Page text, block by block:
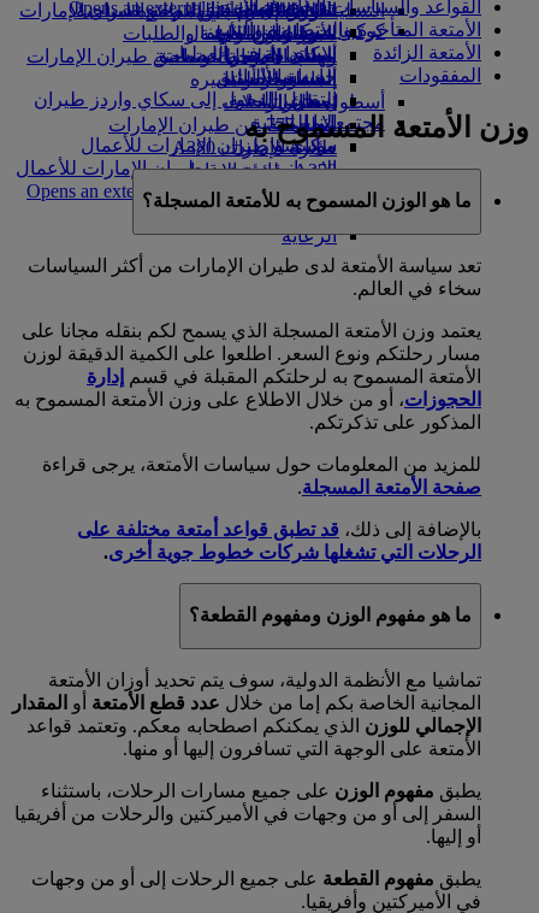
تناول الطعام في الدرجة السياحية
الممتازة
وجبات الدرجة السياحية
المشروبات
أسطول طائراتنا
بوينج 777
طائرة الإمارات A380
A350 طائرة الإمارات
الإمارات للطيران الخاص
توزيع المقاعد
السوق الحرة
متجرنا الرسمي
التسلية للأطفال
الترفيه عن الأطفال
ألعاب الأطفال
أنشطة للأطفال
in a new tab
كوكبنا
الاستدامة في العمليات
السياسة البيئية
التقارير البيئية
مجتمعاتنا المحلية
مؤسسة طيران الإمارات للأعمال
الإنسانيةمؤسسة طيران الإمارات للأعمال
الإنسانية Opens an external link in a new
tab
الرعاية
Opens an external link in a new tab
شركاؤنا
سكاي واردز رايل
حاسبة الأميال
تسجيل الدخول إلى سكاي واردز طيران
الإمارات
سكاي واردز+
السفر لأصحاب الهمم مع طيران الإمارات
المساعدة الخاصة والطلبات
تجربتكم على متن الطائرة
الأدوات والموارد
الهاتف المتحرك وتطبيق طيران الإمارات
إلغاء حجز أو تغييره
تعطل الرحلات
معلومات عن طيران الإمارات
القواعد والسياسات الخاصة بالأمتعة
الأمتعة المتأخرة والمتضررة والتتبع
الأمتعة الزائدة
المفقودات
وزن الأمتعة المسموح به
ما هو الوزن المسموح به للأمتعة المسجلة؟
تعد سياسة الأمتعة لدى طيران الإمارات من أكثر السياسات
سخاء في العالم.
يعتمد وزن الأمتعة المسجلة الذي يسمح لكم بنقله مجانا على
مسار رحلتكم ونوع السعر. اطلعوا على الكمية الدقيقة لوزن
الأمتعة المسموح به لرحلتكم المقبلة في قسم إدارة
الحجوزات، أو من خلال الاطلاع على وزن الأمتعة المسموح به
المذكور على تذكرتكم.
للمزيد من المعلومات حول سياسات الأمتعة، يرجى قراءة
صفحة الأمتعة المسجلة.
بالإضافة إلى ذلك، قد تطبق قواعد أمتعة مختلفة على
الرحلات التي تشغلها شركات خطوط جوية أخرى.
ما هو مفهوم الوزن ومفهوم القطعة؟
تماشيا مع الأنظمة الدولية، سوف يتم تحديد أوزان الأمتعة
المجانية الخاصة بكم إما من خلال عدد قطع الأمتعة أو المقدار
الإجمالي للوزن الذي يمكنكم اصطحابه معكم. وتعتمد قواعد
الأمتعة على الوجهة التي تسافرون إليها أو منها.
يطبق مفهوم الوزن على جميع مسارات الرحلات، باستثناء
السفر إلى أو من وجهات في الأميركتين والرحلات من أفريقيا
أو إليها.
يطبق مفهوم القطعة على جميع الرحلات إلى أو من وجهات
في الأميركتين وأفريقيا.